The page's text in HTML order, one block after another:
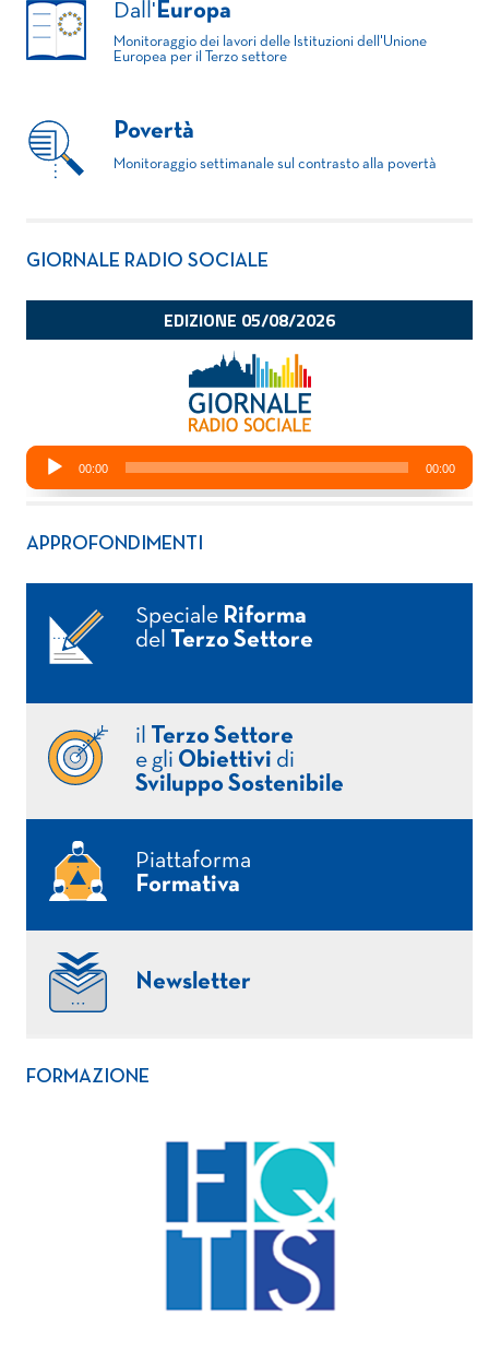
Dall' Europa
Monitoraggio dei lavori delle Istituzioni dell'Unione
Europea per il Terzo settore
Povertà
Monitoraggio settimanale sul contrasto alla povertà
GIORNALE RADIO SOCIALE
APPROFONDIMENTI
Speciale Riforma
del
Terzo Settore
il
Terzo Settore
e gli Obiettivi di
Sviluppo Sostenibile
Piattaforma
Formativa
Newsletter
FORMAZIONE